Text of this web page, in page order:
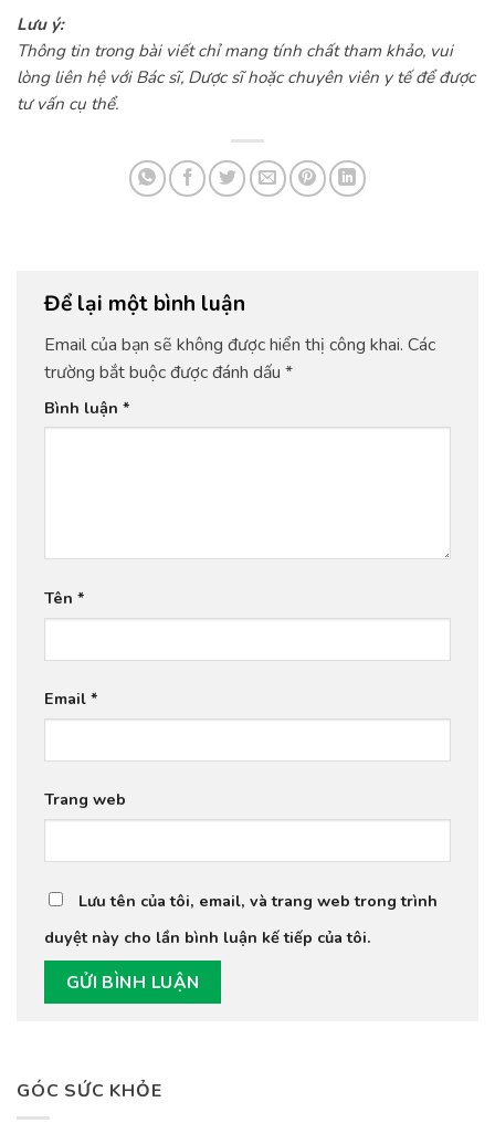
GÓC SỨC KHỎE
Lưu ý:
Thông tin trong bài viết chỉ mang tính chất tham khảo, vui
lòng liên hệ với Bác sĩ, Dược sĩ hoặc chuyên viên y tế để được
tư vấn cụ thể.
Để lại một bình luận
Email của bạn sẽ không được hiển thị công khai. Các
trường bắt buộc được đánh dấu *
Bình luận *
Tên *
Email *
Trang web
Lưu tên của tôi, email, và trang web trong trình
duyệt này cho lần bình luận kế tiếp của tôi.